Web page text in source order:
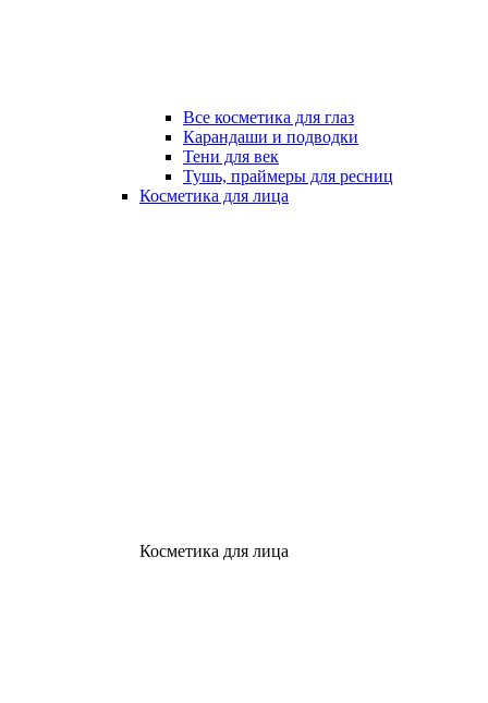
Все косметика для глаз
Карандаши и подводки
Тени для век
Тушь, праймеры для ресниц
Косметика для лица
Косметика для лица